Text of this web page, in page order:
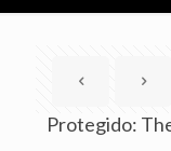
Protegido: